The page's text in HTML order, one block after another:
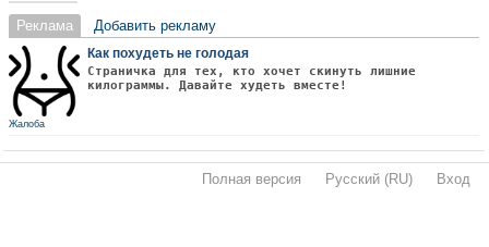
Реклама Добавить рекламу
Как похудеть не голодая
Страничка для тех, кто хочет скинуть лишние
килограммы. Давайте худеть вместе!
Жалоба
Полная версия Русский (RU) Вход